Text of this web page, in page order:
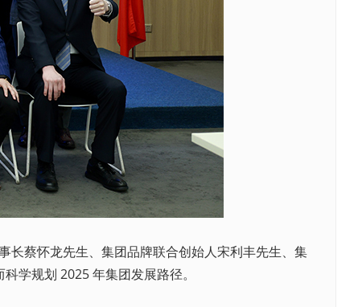
长蔡怀龙先生、集团品牌联合创始人宋利丰先生、集
学规划 2025 年集团发展路径。